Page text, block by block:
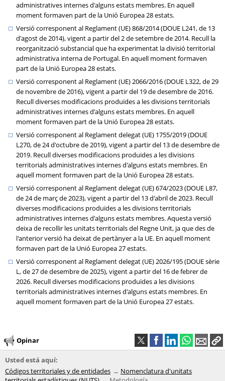
administratives internes d'alguns estats membres. En aquell
moment formaven part de la Unió Europea 28 estats.
Versió corresponent al Reglament (UE) 868/2014 (DOUE L241, de 13
d'agost de 2014), vigent a partir del 2 de setembre de 2014. Recull la
reorganització substancial que ha experimentat la divisió territorial
administrativa interna de Portugal. En aquell moment formaven
part de la Unió Europea 28 estats.
Versió corresponent al Reglament (UE) 2066/2016 (DOUE L322, de 29
de novembre de 2016), vigent a partir del 19 de desembre de 2016.
Recull diverses modificacions produïdes a les divisions territorials
administratives internes d'alguns estats membres. En aquell
moment formaven part de la Unió Europea 28 estats.
Versió corresponent al Reglament delegat (UE) 1755/2019 (DOUE
L270, de 24 d'octubre de 2019), vigent a partir del 13 de desembre de
2019. Recull diverses modificacions produïdes a les divisions
territorials administratives internes d'alguns estats membres. En
aquell moment formaven part de la Unió Europea 28 estats.
Versió corresponent al Reglament delegat (UE) 674/2023 (DOUE L87,
de 24 de març de 2023), vigent a partir del 13 d'abril de 2023. Recull
diverses modificacions produïdes a les divisions territorials
administratives internes d'alguns estats membres. Aquesta versió
deixa de recollir les unitats territorials del Regne Unit, ja que des de
l'anterior versió ha deixat de pertànyer a la UE. En aquell moment
formaven part de la Unió Europea 27 estats.
Versió corresponent al Reglament delegat (UE) 2026/195 (DOUE sèrie
L, de 27 de desembre de 2025), vigent a partir del 16 de febrer de
2026. Recull diverses modificacions produïdes a les divisions
territorials administratives internes d'alguns estats membres. En
aquell moment formaven part de la Unió Europea 27 estats.
Opinar
Usted está aquí:
Códigos territoriales y de entidades
Nomenclatura d'unitats